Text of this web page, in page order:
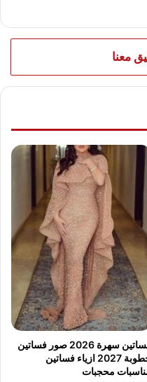
معنا
فساتين سهرة 2026 صور فساتين
خطوبة 2027 ازياء فساتين
محجبات